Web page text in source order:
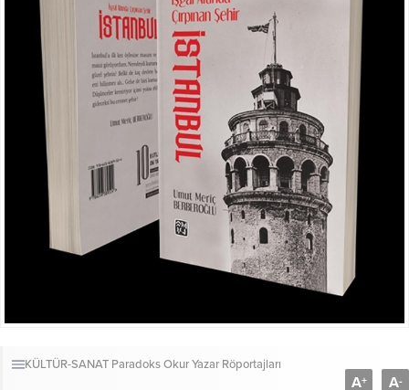
KÜLTÜR-SANAT Paradoks Okur Yazar Röportajları
A+ A-